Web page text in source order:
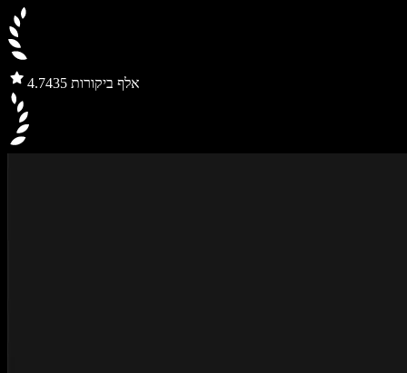
4.7 435 אלף ביקורות